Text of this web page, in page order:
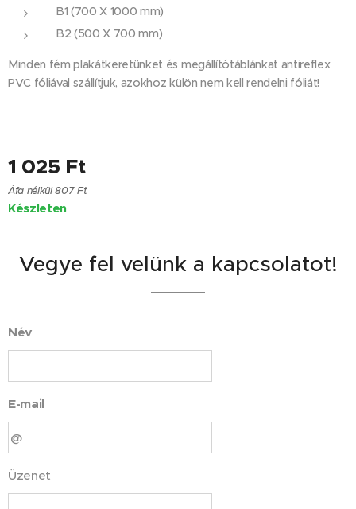
B1 (700 X 1000 mm)
B2 (500 X 700 mm)
Minden fém plakátkeretünket és megállítótáblánkat antireflex
PVC fóliával szállítjuk, azokhoz külön nem kell rendelni fóliát!
1 025 Ft
Áfa nélkül 807 Ft
Készleten
Vegye fel velünk a kapcsolatot!
Név
E-mail
Üzenet